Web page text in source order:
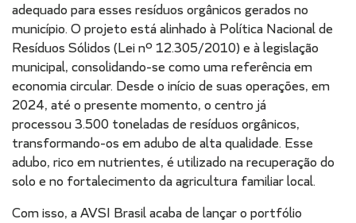
adequado para esses resíduos orgânicos gerados no
município. O projeto está alinhado à Política Nacional de
Resíduos Sólidos (Lei nº 12.305/2010) e à legislação
municipal, consolidando-se como uma referência em
economia circular. Desde o início de suas operações, em
2024, até o presente momento, o centro já
processou 3.500 toneladas de resíduos orgânicos,
transformando-os em adubo de alta qualidade. Esse
adubo, rico em nutrientes, é utilizado na recuperação do
solo e no fortalecimento da agricultura familiar local.
Com isso, a AVSI Brasil acaba de lançar o portfólio